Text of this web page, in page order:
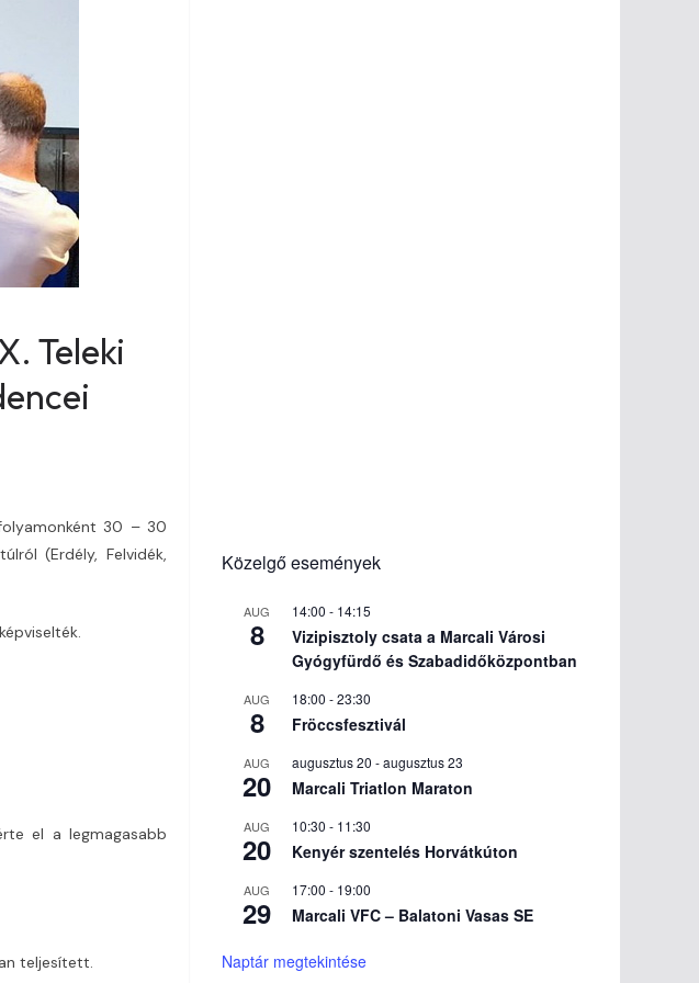
Teleki
30 – 30
(Erdély, Felvidék,
el a legmagasabb
teljesített.
Közelgő események
AUG
8
14:00 - 14:15
Vizipisztoly csata a Marcali Városi
Gyógyfürdő és Szabadidőközpontban
AUG
8
18:00 -23:30
Fröccsfesztivál
AUG
20
augusztus 20 -augusztus 23
Marcali Triatlon Maraton
AUG
20
10:30 - 11:30
Kenyér szentelés Horvátkúton
AUG
29
17:00 - 19:00
Marcali VFC – Balatoni Vasas SE
Naptár megtekintése